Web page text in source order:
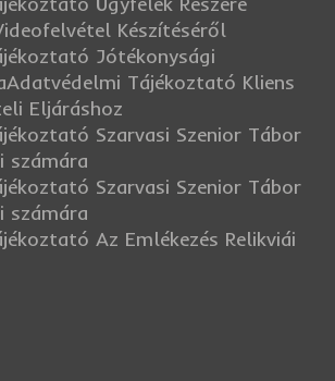
Készítéséről
Jótékonysági
Adatvédelmi Tájékoztató Kliens
Eljáráshoz
Szarvasi Szenior Tábor
számára
Szarvasi Szenior Tábor
számára
Az Emlékezés Relikviái